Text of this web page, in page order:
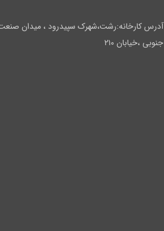
آدرس کارخانه:رشت،شهرک سپیدرود ، میدان صنعت
جنوبی ،خیابان ۲۱۰